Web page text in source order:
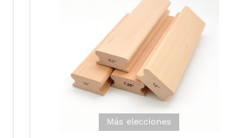
Más elecciones